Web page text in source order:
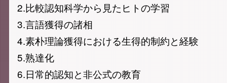
2.比較認知科学から見たヒトの学習
3.言語獲得の諸相
4.素朴理論獲得における生得的制約と経験
5.熟達化
6.日常的認知と非公式の教育